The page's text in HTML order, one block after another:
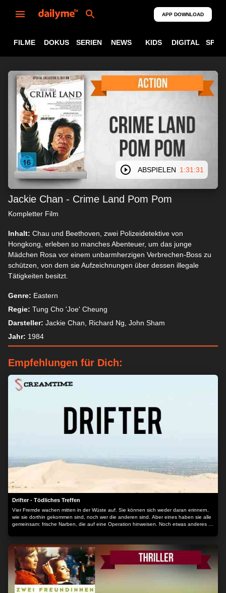
APP DOWNLOAD
FILME DOKUS SERIEN NEWS KIDS DIGITAL
ABSPIELEN 1:31:31
Jackie Chan - Crime Land Pom Pom
Kompletter Film
Inhalt: Chau und Beethoven, zwei Polizeidetektive von
Hongkong, erleben so manches Abenteuer, um das junge
Mädchen Rosa vor einem unbarmherzigen Verbrechen-Boss zu
schützen, von dem sie Aufzeichnungen über dessen illegale
Tätigkeiten besitzt.
Genre: Eastern
Regie: Tung Cho 'Joe' Cheung
Darsteller: Jackie Chan, Richard Ng, John Sham
Jahr: 1984
Empfehlungen für Dich:
Drifter - Tödliches Treffen
Vier Fremde wachen mitten in der Wüste auf. Sie können sich weder daran erinnern,
wie sie dorthin gekommen sind, noch wer die anderen sind. Aber eines haben sie alle
gemeinsam: frische Narben, die auf eine Operation hinweisen. Noch etwas anderes ist
alle bis auf einen werden sterben. Doch das erkennen sie erst, als ihnen klar wird,
dass der Tod nicht das Ende, sondern nur ein neuer Anfang ist und sie sich in einem
Labyrinth der alternativen Realitäten bewegen. Und aus dieser Anderswelt gibt es nur
einen Ausweg, doch ihn zu durchschreiten kann tödlich sein. Der Inhalt wird
bereitgestellt von: PLAION PICTURES GmbH, Lochhamer Str. 9, 82152
Planegg/München